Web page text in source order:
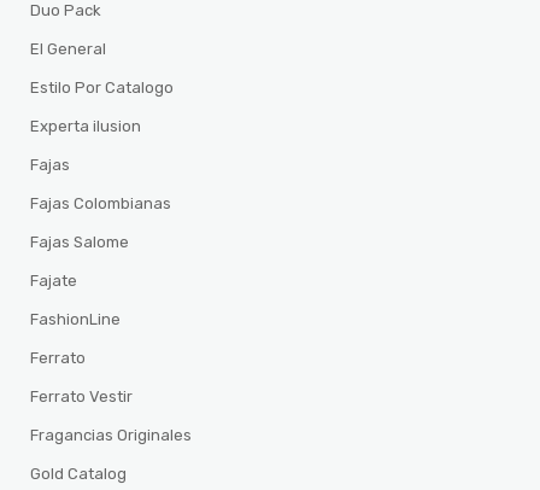
Duo Pack
El General
Estilo Por Catalogo
Experta ilusion
Fajas
Fajas Colombianas
Fajas Salome
Fajate
FashionLine
Ferrato
Ferrato Vestir
Fragancias Originales
Gold Catalog